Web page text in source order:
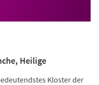
Heilige
Kloster der